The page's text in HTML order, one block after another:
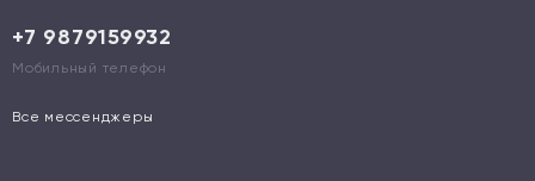
+7 9879159932
Мобильный телефон
Все мессенджеры